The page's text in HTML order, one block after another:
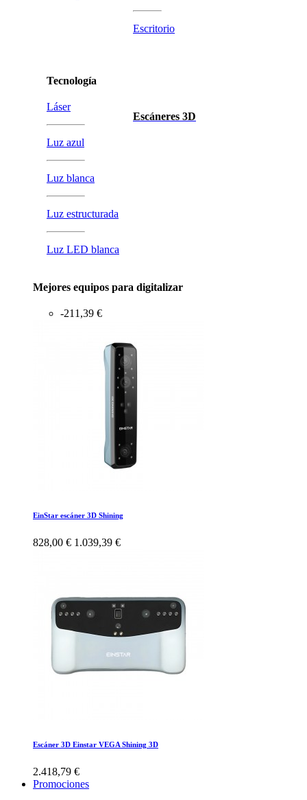
Tecnología
Láser
Luz azul
Luz blanca
Luz estructurada
Luz LED blanca
Escritorio
Escáneres 3D
Mejores equipos para digitalizar
-211,39 €
EinStar escáner 3D Shining
828,00 € 1.039,39 €
Escáner 3D Einstar VEGA Shining 3D
2.418,79 €
Promociones